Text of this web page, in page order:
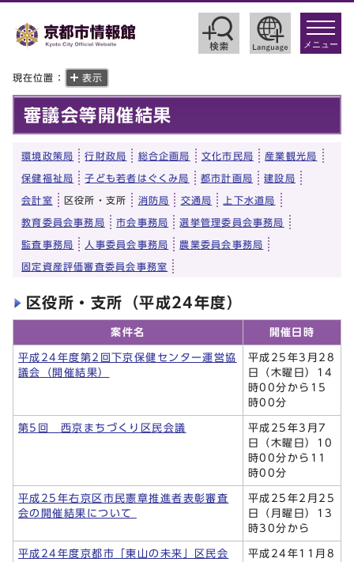
toggle
メニュー
現在位置： 表示
審議会等開催結果
環境政策局 行財政局 総合企画局 文化市民局 産業観光局
保健福祉局 子ども若者はぐくみ局 都市計画局 建設局
会計室 区役所・支所 消防局 交通局 上下水道局
教育委員会事務局 市会事務局 選挙管理委員会事務局
監査事務局 人事委員会事務局 農業委員会事務局
固定資産評価審査委員会事務室
区役所・支所（平成24年度）
案件名 開催日時
平成24年度第2回下京保健センター運営協
議会（開催結果）
平成25年3月28
日（木曜日）14
時00分から15
時00分
第5回 西京まちづくり区民会議
平成25年3月7
日（木曜日）10
時00分から11
時00分
平成25年右京区市民憲章推進者表彰審査
会の開催結果について
平成25年2月25
日（月曜日）13
時30分から
平成24年度京都市「東山の未来」区民会
平成24年11月8